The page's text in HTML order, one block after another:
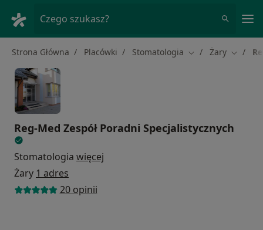
Czego szukasz?
Strona Główna Placówki Stomatologia Zmień miasto
Żary Zmień
Reg-Med Zespół Poradni Specjalistycznych
Stomatologia więcej
Żary 1 adres
20 opinii